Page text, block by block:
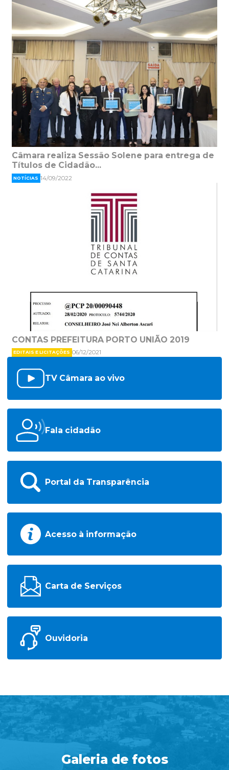
Câmara realiza Sessão Solene para entrega de
Títulos de Cidadão...
NOTÍCIAS 14/09/2022
CONTAS PREFEITURA PORTO UNIÃO 2019
EDITAIS E LICITAÇÕES 06/12/2021
TV Câmara ao vivo
Fala cidadão
Portal da Transparência
Acesso à informação
Carta de Serviços
Ouvidoria
Galeria de fotos